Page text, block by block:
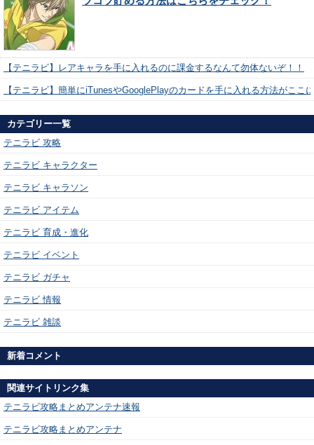
【テニラビ】レアキャラを手に入れるのに課金するなんて勿体ないぞ！！
【テニラビ】簡単にiTunesやGooglePlayのカードを手に入れる方法がここ
カテゴリー一覧
テニラビ 攻略
テニラビ キャラクター
テニラビ キャラソン
テニラビ アイテム
テニラビ 育成・進化
テニラビ イベント
テニラビ ガチャ
テニラビ 情報
テニラビ 雑談
新着コメント
関連サイトリンク集
テニラビ攻略まとめアンテナ速報
テニラビ攻略まとめアンテナ